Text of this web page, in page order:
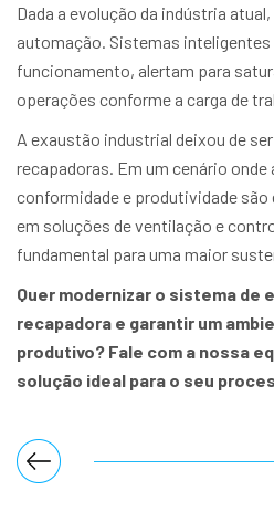
Dada a evolução da indústria
automação. Sistemas
funcionamento, alertam para
operações conforme a carga de
A exaustão industrial deixou de
recapadoras. Em um cenário onde
conformidade e produtividade
em soluções de ventilação e
fundamental para uma maior
Quer modernizar o sistema de
recapadora e garantir um
produtivo? Fale com a nossa
solução ideal para o seu